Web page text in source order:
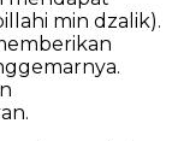
min dzalik).
an.